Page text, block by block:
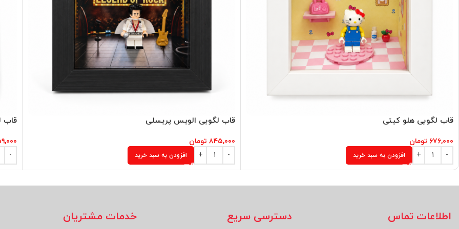
قاب لگویی هلو کیتی
۶۷۶,۰۰۰ تومان
افزودن به سبد خرید
قاب لگویی الویس پریسلی
۸۴۵,۰۰۰ تومان
افزودن به سبد خرید
قاب
اطلاعات تماس دسترسی سریع خدمات مشتریان